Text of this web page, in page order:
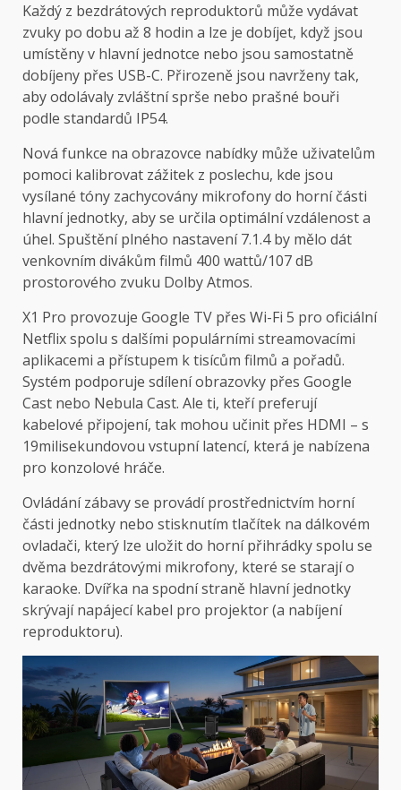
Každý z bezdrátových reproduktorů může vydávat
zvuky po dobu až 8 hodin a lze je dobíjet, když jsou
umístěny v hlavní jednotce nebo jsou samostatně
dobíjeny přes USB-C. Přirozeně jsou navrženy tak,
aby odolávaly zvláštní sprše nebo prašné bouři
podle standardů IP54.
Nová funkce na obrazovce nabídky může uživatelům
pomoci kalibrovat zážitek z poslechu, kde jsou
vysílané tóny zachycovány mikrofony do horní části
hlavní jednotky, aby se určila optimální vzdálenost a
úhel. Spuštění plného nastavení 7.1.4 by mělo dát
venkovním divákům filmů 400 wattů/107 dB
prostorového zvuku Dolby Atmos.
X1 Pro provozuje Google TV přes Wi-Fi 5 pro oficiální
Netflix spolu s dalšími populárními streamovacími
aplikacemi a přístupem k tisícům filmů a pořadů.
Systém podporuje sdílení obrazovky přes Google
Cast nebo Nebula Cast. Ale ti, kteří preferují
kabelové připojení, tak mohou učinit přes HDMI – s
19milisekundovou vstupní latencí, která je nabízena
pro konzolové hráče.
Ovládání zábavy se provádí prostřednictvím horní
části jednotky nebo stisknutím tlačítek na dálkovém
ovladači, který lze uložit do horní přihrádky spolu se
dvěma bezdrátovými mikrofony, které se starají o
karaoke. Dvířka na spodní straně hlavní jednotky
skrývají napájecí kabel pro projektor (a nabíjení
reproduktoru).